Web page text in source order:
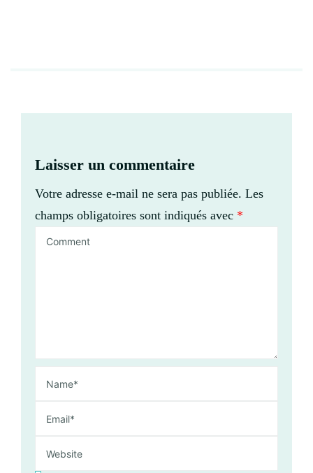
Laisser un commentaire
Votre adresse e-mail ne sera pas publiée. Les
champs obligatoires sont indiqués avec *